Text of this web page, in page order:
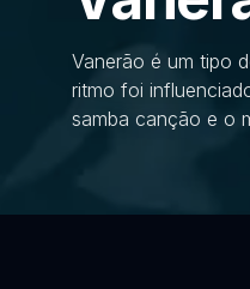
Vanerão é um tipo
ritmo foi
samba canção e o